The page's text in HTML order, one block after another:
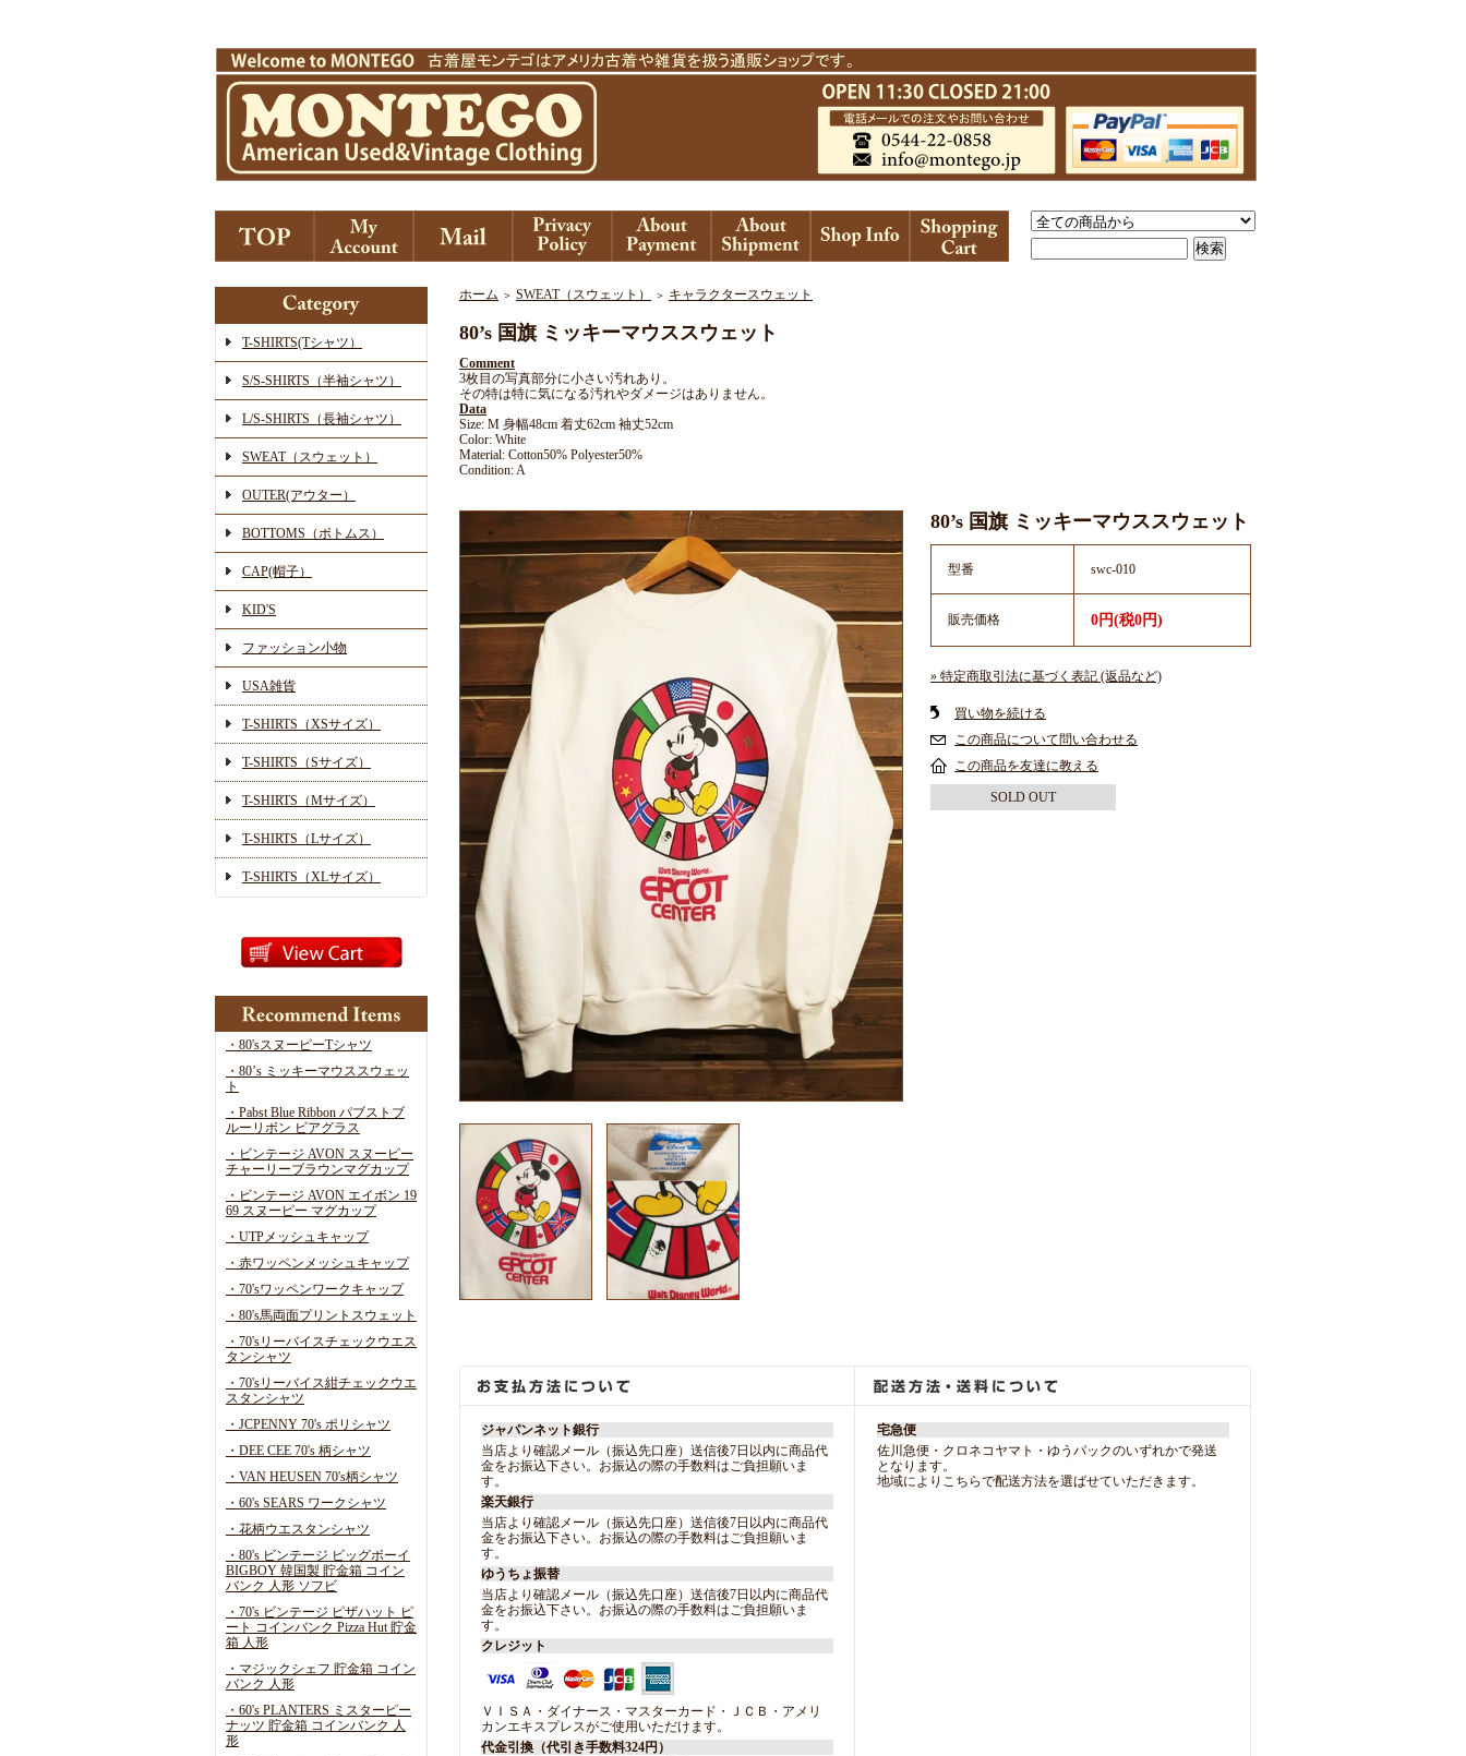
T-SHIRTS(Tシャツ）
S/S-SHIRTS（半袖シャツ）
L/S-SHIRTS（長袖シャツ）
SWEAT（スウェット）
OUTER(アウター）
BOTTOMS（ボトムス）
CAP(帽子）
KID'S
ファッション小物
USA雑貨
T-SHIRTS（XSサイズ）
T-SHIRTS（Sサイズ）
T-SHIRTS（Mサイズ）
T-SHIRTS（Lサイズ）
T-SHIRTS（XLサイズ）
・80'sスヌーピーTシャツ
・80’s ミッキーマウススウェッ
ト
・Pabst Blue Ribbon パブストブ
ルーリボン ビアグラス
・ビンテージ AVON スヌーピー
チャーリーブラウンマグカップ
・ビンテージ AVON エイボン 19
69 スヌーピー マグカップ
・UTPメッシュキャップ
・赤ワッペンメッシュキャップ
・70'sワッペンワークキャップ
・80's馬両面プリントスウェット
・70'sリーバイスチェックウエス
タンシャツ
・70'sリーバイス紺チェックウエ
スタンシャツ
・JCPENNY 70's ポリシャツ
・DEE CEE 70's 柄シャツ
・VAN HEUSEN 70's柄シャツ
・60's SEARS ワークシャツ
・花柄ウエスタンシャツ
・80's ビンテージ ビッグボーイ
BIGBOY 韓国製 貯金箱 コイン
バンク 人形 ソフビ
・70's ビンテージ ピザハット ピ
ート コインバンク Pizza Hut 貯金
箱 人形
・マジックシェフ 貯金箱 コイン
バンク 人形
・60's PLANTERS ミスターピー
ナッツ 貯金箱 コインバンク 人
形
ホーム ＞ SWEAT（スウェット） ＞ キャラクタースウェット
80’s 国旗 ミッキーマウススウェット
Comment
3枚目の写真部分に小さい汚れあり。
その特は特に気になる汚れやダメージはありません。
Data
Size: M 身幅48cm 着丈62cm 袖丈52cm
Color: White
Material: Cotton50% Polyester50%
Condition: A
80’s 国旗 ミッキーマウススウェット
型番 swc-010
販売価格 0円(税0円)
» 特定商取引法に基づく表記 (返品など)
買い物を続ける
この商品について問い合わせる
この商品を友達に教える
SOLD OUT
ジャパンネット銀行
当店より確認メール（振込先口座）送信後7日以内に商品代
金をお振込下さい。お振込の際の手数料はご負担願いま
す。
楽天銀行
当店より確認メール（振込先口座）送信後7日以内に商品代
金をお振込下さい。お振込の際の手数料はご負担願いま
す。
ゆうちょ振替
当店より確認メール（振込先口座）送信後7日以内に商品代
金をお振込下さい。お振込の際の手数料はご負担願いま
す。
クレジット
ＶＩＳＡ・ダイナース・マスターカード・ＪＣＢ・アメリ
カンエキスプレスがご使用いただけます。
代金引換（代引き手数料324円）
宅急便
佐川急便・クロネコヤマト・ゆうパックのいずれかで発送
となります。
地域によりこちらで配送方法を選ばせていただきます。